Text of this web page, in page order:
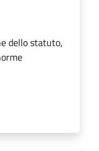
dello statuto,